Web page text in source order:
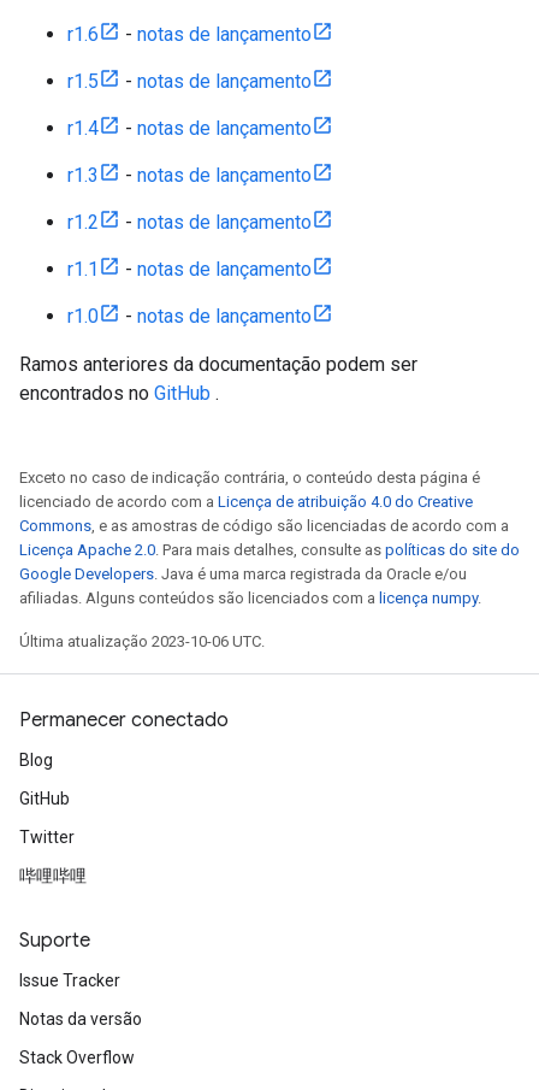
r1.6 - notas de lançamento
r1.5 - notas de lançamento
r1.4 - notas de lançamento
r1.3 - notas de lançamento
r1.2 - notas de lançamento
r1.1 - notas de lançamento
r1.0 - notas de lançamento
Ramos anteriores da documentação podem ser
encontrados no GitHub .
Exceto no caso de indicação contrária, o conteúdo desta página é
licenciado de acordo com a Licença de atribuição 4.0 do Creative
Commons, e as amostras de código são licenciadas de acordo com a
Licença Apache 2.0. Para mais detalhes, consulte as políticas do site do
Google Developers. Java é uma marca registrada da Oracle e/ou
afiliadas. Alguns conteúdos são licenciados com a licença numpy.
Última atualização 2023-10-06 UTC.
Permanecer conectado
Blog
GitHub
Twitter
哔哩哔哩
Suporte
Issue Tracker
Notas da versão
Stack Overflow